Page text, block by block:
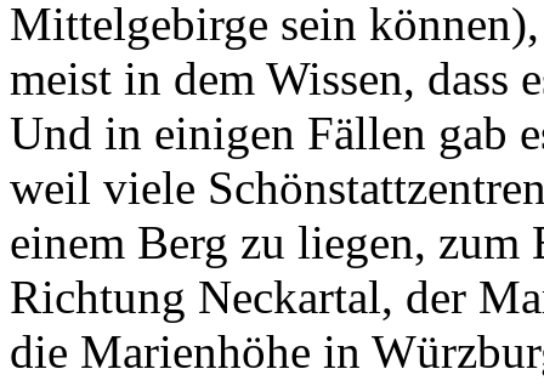
Mittelgebirge sein
meist in dem Wissen, dass
Und in einigen Fällen gab
weil viele
einem Berg zu liegen, zum
Richtung Neckartal, der
die Marienhöhe in